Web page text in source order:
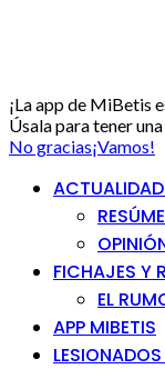
¡La app de MiBetis
Úsala para tener
No gracias¡Vamos!
FICHAJES Y
EL
APP MIBETIS